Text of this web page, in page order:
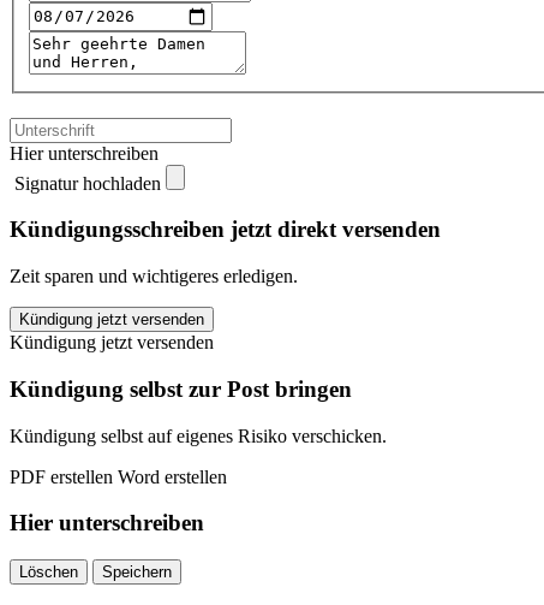
Hier unterschreiben
Signatur hochladen
Kündigungsschreiben jetzt direkt versenden
Zeit sparen und wichtigeres erledigen.
Icony
kündigen
quantity
Kündigung jetzt versenden
Kündigung jetzt versenden
Kündigung selbst zur Post bringen
Kündigung selbst auf eigenes Risiko verschicken.
PDF erstellen Word erstellen
Hier unterschreiben
Löschen Speichern